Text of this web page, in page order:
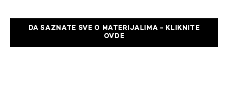
DA SAZNATE SVE O MATERIJALIMA - KLIKNITE
OVDE